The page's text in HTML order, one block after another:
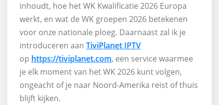
inhoudt, hoe het WK Kwalificatie 2026 Europa
werkt, en wat de WK groepen 2026 betekenen
voor onze nationale ploeg. Daarnaast zal ik je
introduceren aan TiviPlanet IPTV
op https://tiviplanet.com, een service waarmee
je elk moment van het WK 2026 kunt volgen,
ongeacht of je naar Noord-Amerika reist of thuis
blijft kijken.